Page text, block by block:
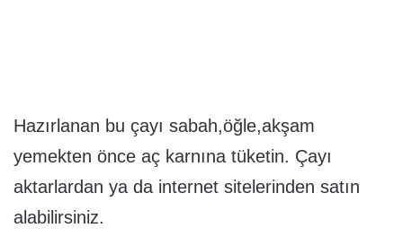
Hazırlanan bu çayı sabah,öğle,akşam
yemekten önce aç karnına tüketin. Çayı
aktarlardan ya da internet sitelerinden satın
alabilirsiniz.